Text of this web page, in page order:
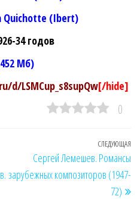
Quichotte (Ibert)
34 годов
Мб)
d/LSMCup_s8supQw[/hide]
0
СЛЕДУЮЩАЯ
Сергей Лемешев. Романсы
зарубежных композиторов (1947-
72)